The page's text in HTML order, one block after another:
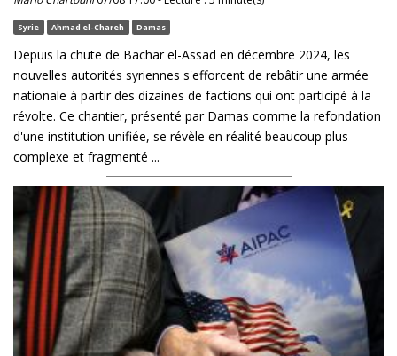
Syrie Ahmad el-Chareh Damas
Depuis la chute de Bachar el-Assad en décembre 2024, les
nouvelles autorités syriennes s'efforcent de rebâtir une armée
nationale à partir des dizaines de factions qui ont participé à la
révolte. Ce chantier, présenté par Damas comme la refondation
d'une institution unifiée, se révèle en réalité beaucoup plus
complexe et fragmenté ...